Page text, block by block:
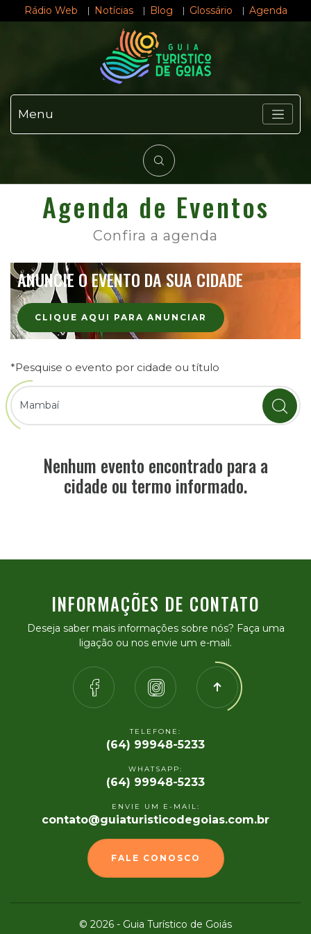
Rádio Web Notícias Blog Glossário Agenda
Menu
Agenda de Eventos
Confira a agenda
ANUNCIE O EVENTO DA SUA CIDADE
CLIQUE AQUI PARA ANUNCIAR
*Pesquise o evento por cidade ou título
Nenhum evento encontrado para a
cidade ou termo informado.
INFORMAÇÕES DE CONTATO
Deseja saber mais informações sobre nós? Faça uma
ligação ou nos envie um e-mail.
TELEFONE:
(64) 99948-5233
WHATSAPP:
(64) 99948-5233
ENVIE UM E-MAIL:
contato@guiaturisticodegoias.com.br
FALE CONOSCO
© 2026 - Guia Turístico de Goiás